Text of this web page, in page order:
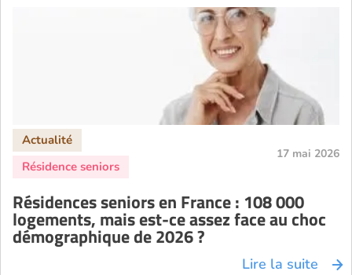
Résidence senior à la location Nantes
Résidence senior à la location Nîmes
Résidence senior à la location Orléans
Résidence senior à la location Perpignan
Résidence senior à la location Reims
Résidence senior à la location Rennes
Résidence senior à la location Strasbourg
Recherche par ville
17 mai 2026
Résidences seniors en France : 108 000
logements, mais est-ce assez face au choc
démographique de 2026 ?
Lire la suite